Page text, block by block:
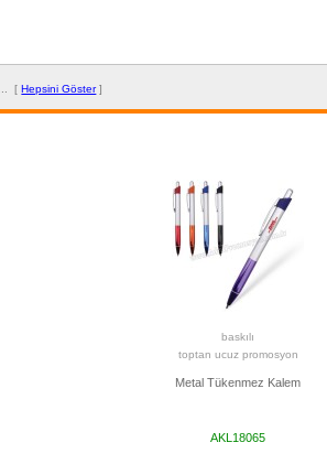
... [Hepsini Göster]
baskılı
toptan ucuz promosyon
Metal Tükenmez Kalem
AKL18065